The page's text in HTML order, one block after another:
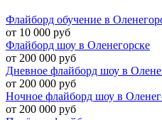
Флайборд обучение в
от 10 000 руб
Флайборд шоу в Оленегорске
от 200 000 руб
Дневное флайборд шоу в
от 200 000 руб
Ночное флайборд шоу в
от 200 000 руб